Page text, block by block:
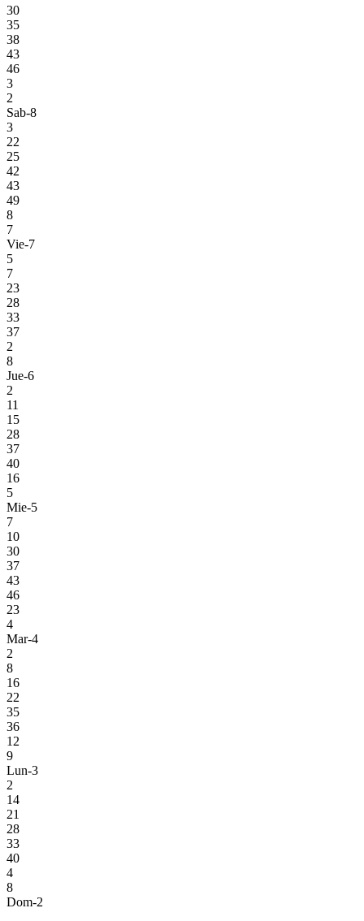
30
35
38
43
46
3
2
Sab-8
3
22
25
42
43
49
8
7
Vie-7
5
7
23
28
33
37
2
8
Jue-6
2
11
15
28
37
40
16
5
Mie-5
7
10
30
37
43
46
23
4
Mar-4
2
8
16
22
35
36
12
9
Lun-3
2
14
21
28
33
40
4
8
Dom-2